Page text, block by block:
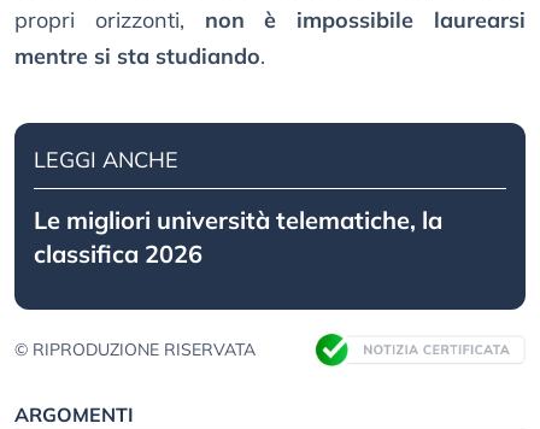
propri orizzonti, non è impossibile laurearsi
mentre si sta studiando.
LEGGI ANCHE
Le migliori università telematiche, la
classifica 2026
© RIPRODUZIONE RISERVATA
ARGOMENTI